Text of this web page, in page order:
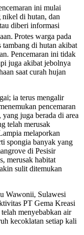
ini mulai
nikel di hutan, dan
diberi informasi
Protes warga pada
di hutan akibat
Pencemaran ini tidak
juga akibat jebolnya
saat curah hujan
ia terus mengalir
pencemaran
juga berada di area
telah merusak
melaporkan
spongia banyak yang
di Pesisir
merusak habitat
sulit ditemukan
Wawonii, Sulawesi
PT Gema Kreasi
menyebabkan air
kecoklatan setiap kali